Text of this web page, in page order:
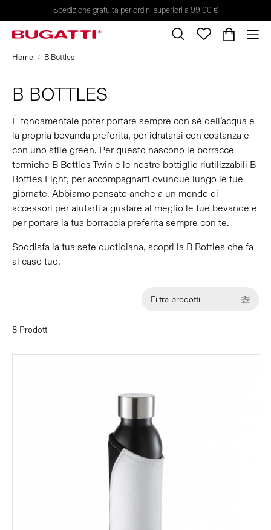
Spedizione gratuita per ordini superiori a 99,00 €
Home B Bottles
B BOTTLES
È fondamentale poter portare sempre con sé dell’acqua e
la propria bevanda preferita, per idratarsi con costanza e
con uno stile green. Per questo nascono le borracce
termiche B Bottles Twin e le nostre bottiglie riutilizzabili B
Bottles Light, per accompagnarti ovunque lungo le tue
giornate. Abbiamo pensato anche a un mondo di
accessori per aiutarti a gustare al meglio le tue bevande e
per portare la tua borraccia preferita sempre con te.
Soddisfa la tua sete quotidiana, scopri la B Bottles che fa
al caso tuo.
Filtra prodotti
8 Prodotti